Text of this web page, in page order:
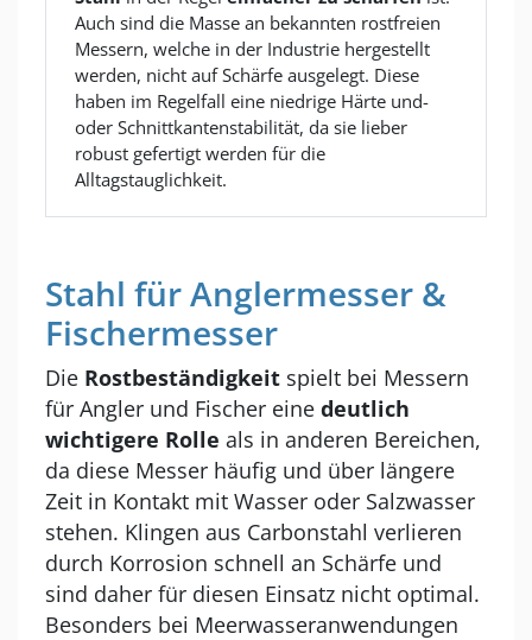
Auch sind die Masse an bekannten rostfreien
Messern, welche in der Industrie hergestellt
werden, nicht auf Schärfe ausgelegt. Diese
haben im Regelfall eine niedrige Härte und-
oder Schnittkantenstabilität, da sie lieber
robust gefertigt werden für die
Alltagstauglichkeit.
Stahl für Anglermesser &
Fischermesser
Die Rostbeständigkeit spielt bei Messern
für Angler und Fischer eine deutlich
wichtigere Rolle als in anderen Bereichen,
da diese Messer häufig und über längere
Zeit in Kontakt mit Wasser oder Salzwasser
stehen. Klingen aus Carbonstahl verlieren
durch Korrosion schnell an Schärfe und
sind daher für diesen Einsatz nicht optimal.
Besonders bei Meerwasseranwendungen